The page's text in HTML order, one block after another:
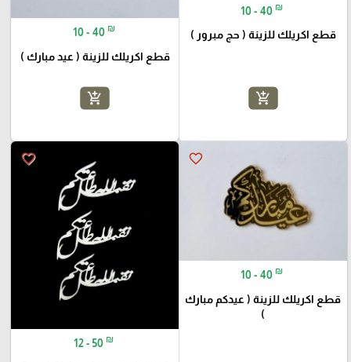
10 - 40 ₪
قطع اكريلك للزينة ( حج مبرور )
add_shopping_cart
10 - 40 ₪
قطع اكريلك للزينة ( عيد مبارك )
add_shopping_cart
favorite_border
10 - 40 ₪
قطع اكريلك للزينة ( عيدكم مبارك
)
favorite_border
12 - 50 ₪